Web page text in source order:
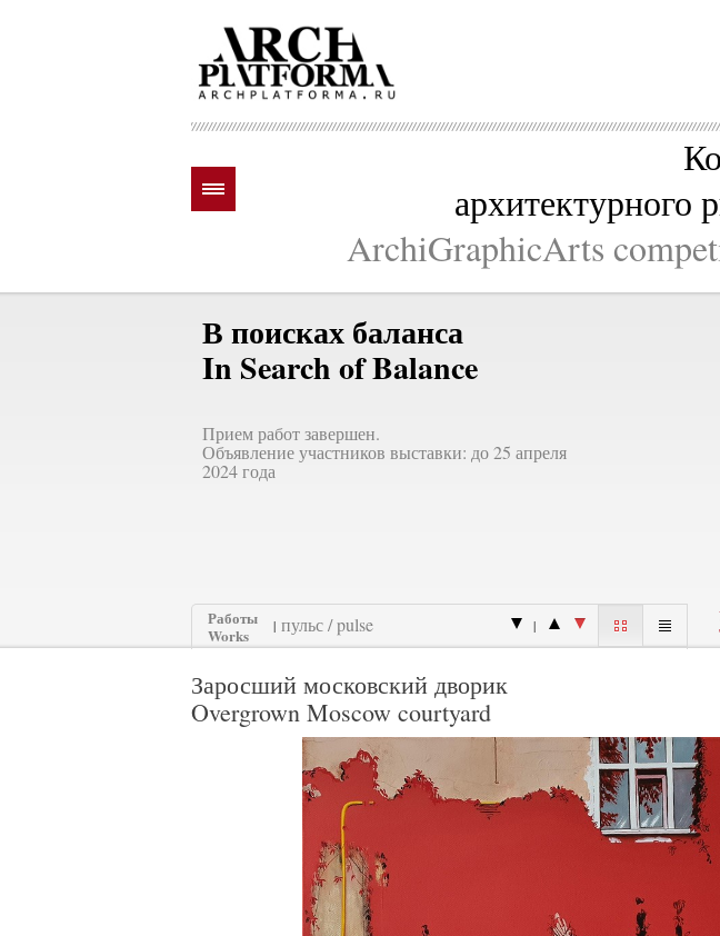
архитектурного
ArchiGraphicArts
В поисках баланса
In Search of Balance
Прием работ завершен.
Объявление участников выставки: до 25 апреля
2024 года
Работы
Works
| |
Заросший московский дворик
Overgrown Moscow courtyard